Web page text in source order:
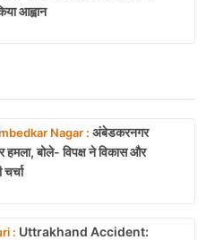
आह्वान
Nagar : अंबेडकरनगर
हमला, बोले- विपक्ष ने विकास और
: Uttrakhand Accident: